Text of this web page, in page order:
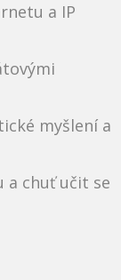
a IP
myšlení a
a chuť učit se